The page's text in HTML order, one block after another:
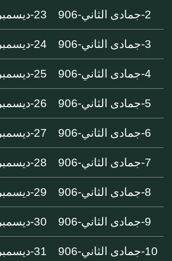
2-جمادى الثاني-906 23-ديسمبر-1500
3-جمادى الثاني-906 24-ديسمبر-1500
4-جمادى الثاني-906 25-ديسمبر-1500
5-جمادى الثاني-906 26-ديسمبر-1500
6-جمادى الثاني-906 27-ديسمبر-1500
7-جمادى الثاني-906 28-ديسمبر-1500
8-جمادى الثاني-906 29-ديسمبر-1500
9-جمادى الثاني-906 30-ديسمبر-1500
10-جمادى الثاني-906 31-ديسمبر-1500